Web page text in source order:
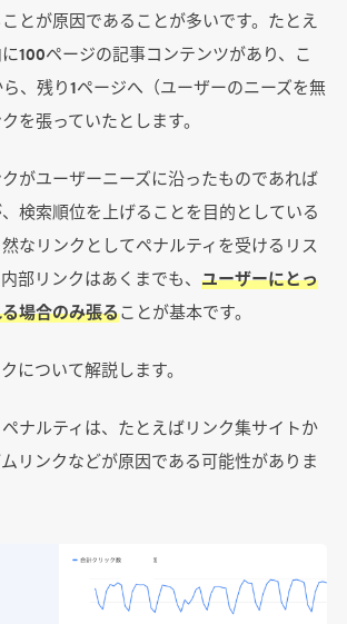
ことが原因であることが多いです。たとえ
100ページの記事コンテンツがあり、こ
、残り1ページへ（ユーザーのニーズを無
を張っていたとします。
がユーザーニーズに沿ったものであれば
検索順位を上げることを目的としている
なリンクとしてペナルティを受けるリス
部リンクはあくまでも、 ユーザーにとっ
場合のみ張ることが基本です。
について解説します。
ナルティは、たとえばリンク集サイトか
リンクなどが原因である可能性がありま